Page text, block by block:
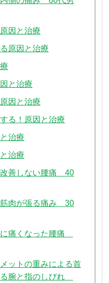
因と治療
原因と治療
と治療
因と治療
る！原因と治療
治療
治療
改善しない腰痛 40
筋肉が張る痛み 30
に痛くなった腰痛
ットの重みによる首
腕と指のしびれ